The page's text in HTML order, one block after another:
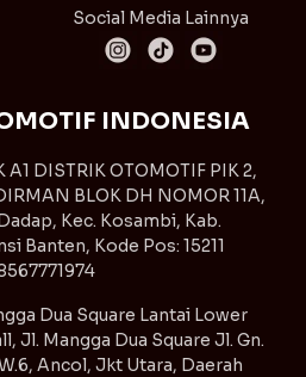
Social Media Lainnya
INDONESIA
A1 DISTRIK OTOMOTIF PIK 2,
BLOK DH NOMOR 11A,
Kec. Kosambi, Kab.
Banten, Kode Pos: 15211
Dua Square Lantai Lower
Jl. Mangga Dua Square Jl. Gn.
Ancol, Jkt Utara, Daerah